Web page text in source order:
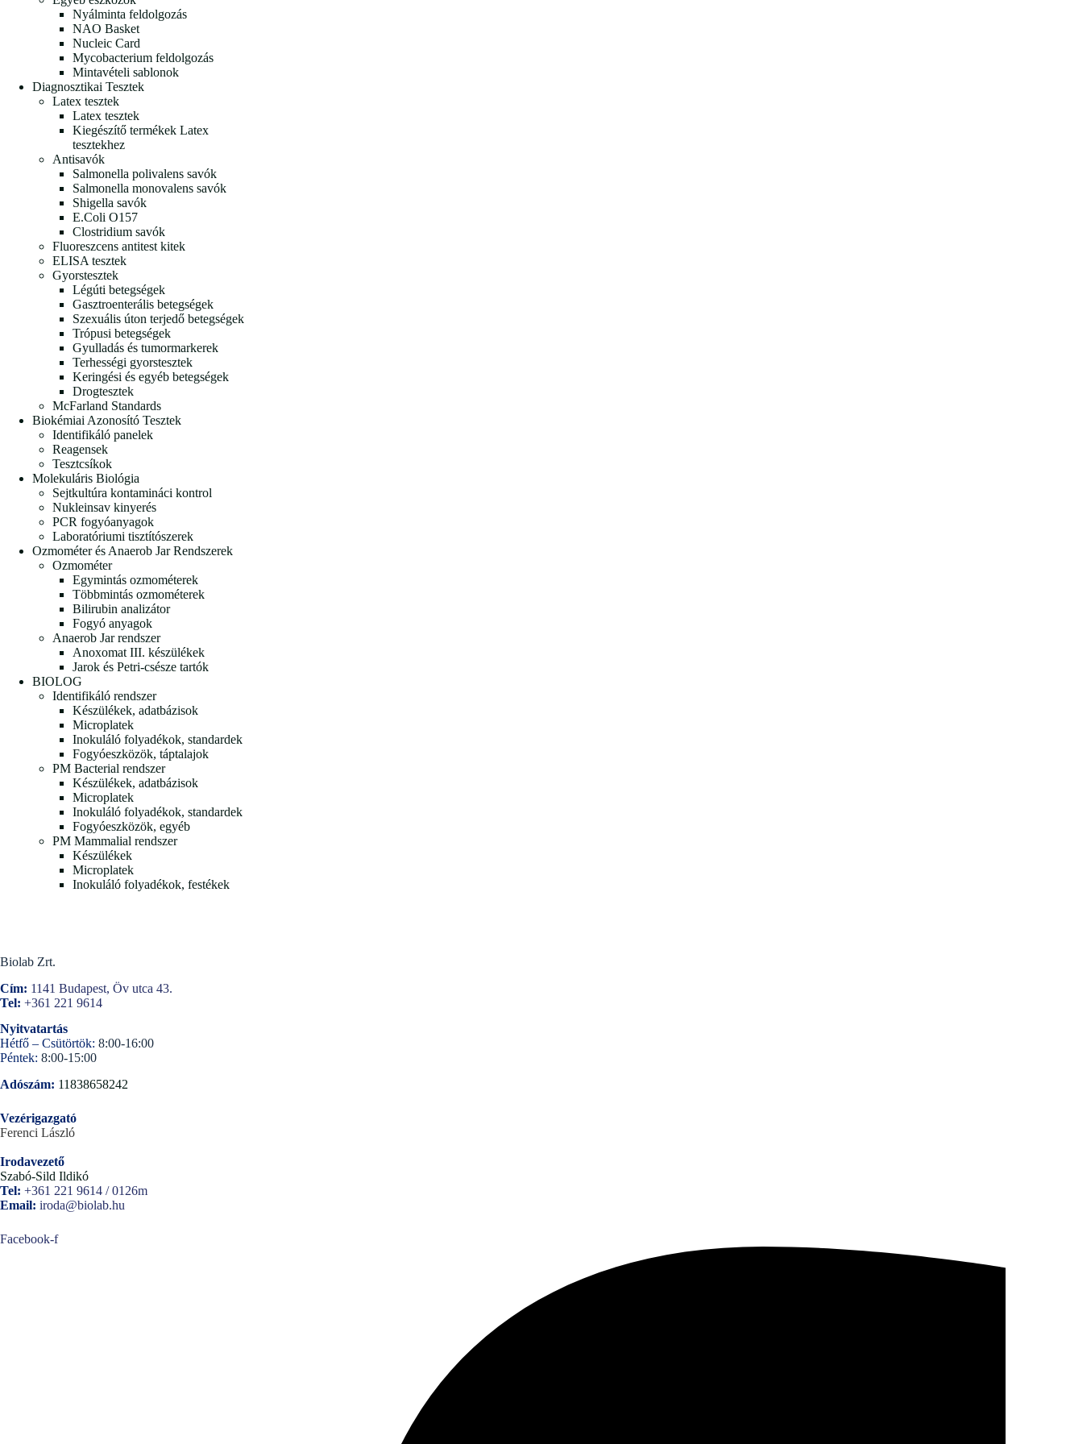
Nyálminta feldolgozás
NAO Basket
Nucleic Card
Mycobacterium feldolgozás
Mintavételi sablonok
Diagnosztikai Tesztek
Latex tesztek
Latex tesztek
Kiegészítő termékek Latex
tesztekhez
Antisavók
Salmonella polivalens savók
Salmonella monovalens savók
Shigella savók
E.Coli O157
Clostridium savók
Fluoreszcens antitest kitek
ELISA tesztek
Gyorstesztek
Légúti betegségek
Gasztroenterális betegségek
Szexuális úton terjedő betegségek
Trópusi betegségek
Gyulladás és tumormarkerek
Terhességi gyorstesztek
Keringési és egyéb betegségek
Drogtesztek
McFarland Standards
Biokémiai Azonosító Tesztek
Identifikáló panelek
Reagensek
Tesztcsíkok
Molekuláris Biológia
Sejtkultúra kontamináci kontrol
Nukleinsav kinyerés
PCR fogyóanyagok
Laboratóriumi tisztítószerek
Ozmométer és Anaerob Jar Rendszerek
Ozmométer
Egymintás ozmométerek
Többmintás ozmométerek
Bilirubin analizátor
Fogyó anyagok
Anaerob Jar rendszer
Anoxomat III. készülékek
Jarok és Petri-csésze tartók
BIOLOG
Identifikáló rendszer
Készülékek, adatbázisok
Microplatek
Inokuláló folyadékok, standardek
Fogyóeszközök, táptalajok
PM Bacterial rendszer
Készülékek, adatbázisok
Microplatek
Inokuláló folyadékok, standardek
Fogyóeszközök, egyéb
PM Mammalial rendszer
Készülékek
Microplatek
Inokuláló folyadékok, festékek
Biolab Zrt.
Cím: 1141 Budapest, Öv utca 43.
Tel: +361 221 9614
Nyitvatartás
Hétfő – Csütörtök: 8:00-16:00
Péntek: 8:00-15:00
Adószám: 11838658242
Vezérigazgató
Ferenci László
Irodavezető
Szabó-Sild Ildikó
Tel: +361 221 9614 / 0126m
Email: iroda@biolab.hu
Facebook-f